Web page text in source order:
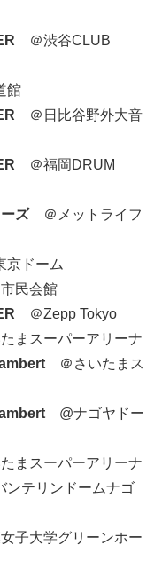
＠渋谷CLUB
館
＠日比谷野外大音
＠福岡DRUM
ズ＠メットライフ
ドーム
民会館
＠Zepp Tokyo
まスーパーアリーナ
＠さいたまス
@ナゴヤドー
まスーパーアリーナ
テリンドームナゴ
子大学グリーンホー